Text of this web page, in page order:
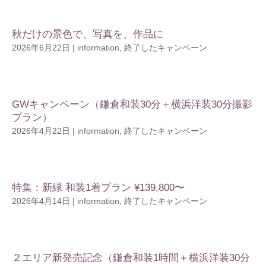
秋だけの景色で、写真を、作品に
2026年6月22日 | information 終了したキャンペーン
GWキャンペーン（鎌倉和装30分＋横浜洋装30分撮影
プラン）
2026年4月22日 | information 終了したキャンペーン
特集：新緑 和装1着プラン ¥139,800〜
2026年4月14日 | information 終了したキャンペーン
２エリア新発売記念（鎌倉和装1時間＋横浜洋装30分